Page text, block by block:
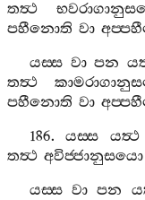
තත්‍ථ
පහීනොති වා
යස‍්ස වා පන
තත්‍ථ
පහීනොති වා
186.යස‍්ස යත්‍ථ
තත්‍ථ අවිජ‍්ජානුසයො
යස‍්ස වා පන